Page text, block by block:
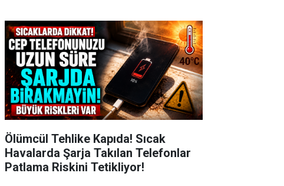
Ölümcül Tehlike Kapıda! Sıcak
Havalarda Şarja Takılan Telefonlar
Patlama Riskini Tetikliyor!